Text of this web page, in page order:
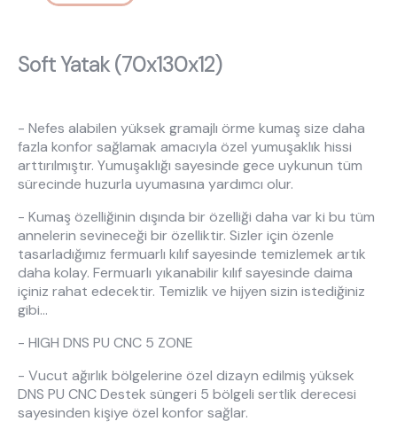
Soft Yatak (70x130x12)
- Nefes alabilen yüksek gramajlı örme kumaş size daha
fazla konfor sağlamak amacıyla özel yumuşaklık hissi
arttırılmıştır. Yumuşaklığı sayesinde gece uykunun tüm
sürecinde huzurla uyumasına yardımcı olur.
- Kumaş özelliğinin dışında bir özelliği daha var ki bu tüm
annelerin sevineceği bir özelliktir. Sizler için özenle
tasarladığımız fermuarlı kılıf sayesinde temizlemek artık
daha kolay. Fermuarlı yıkanabilir kılıf sayesinde daima
içiniz rahat edecektir. Temizlik ve hijyen sizin istediğiniz
gibi...
- HIGH DNS PU CNC 5 ZONE
- Vucut ağırlık bölgelerine özel dizayn edilmiş yüksek
DNS PU CNC Destek süngeri 5 bölgeli sertlik derecesi
sayesinden kişiye özel konfor sağlar.